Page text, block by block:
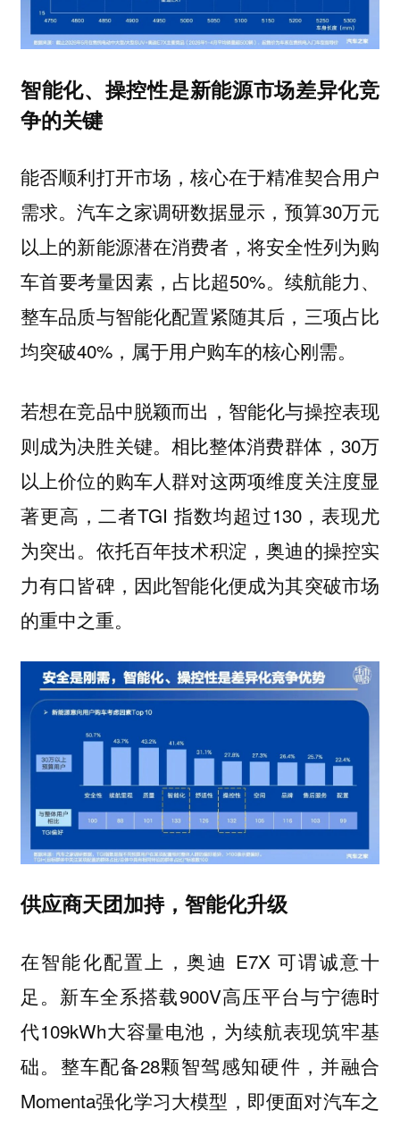
智能化、操控性是新能源市场差异化竞
争的关键
能否顺利打开市场，核心在于精准契合用户
需求。汽车之家调研数据显示，预算30万元
以上的新能源潜在消费者，将安全性列为购
车首要考量因素，占比超50%。续航能力、
整车品质与智能化配置紧随其后，三项占比
均突破40%，属于用户购车的核心刚需。
若想在竞品中脱颖而出，智能化与操控表现
则成为决胜关键。相比整体消费群体，30万
以上价位的购车人群对这两项维度关注度显
著更高，二者TGI 指数均超过130，表现尤
为突出。依托百年技术积淀，奥迪的操控实
力有口皆碑，因此智能化便成为其突破市场
的重中之重。
供应商天团加持，智能化升级
在智能化配置上，奥迪 E7X 可谓诚意十
足。新车全系搭载900V高压平台与宁德时
代109kWh大容量电池，为续航表现筑牢基
础。整车配备28颗智驾感知硬件，并融合
Momenta强化学习大模型，即便面对汽车之